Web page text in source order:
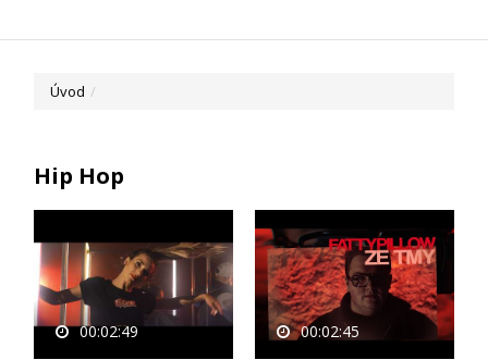
Úvod
Hip Hop
00:02:49 00:02:45